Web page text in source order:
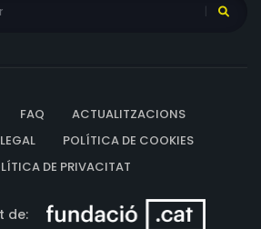
FAQ
ACTUALITZACIONS
POLÍTICA DE COOKIES
DE PRIVACITAT
de: